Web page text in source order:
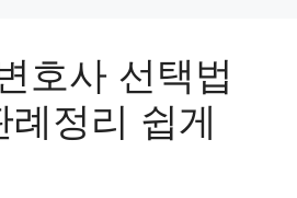
호사 선택법
례정리 쉽게